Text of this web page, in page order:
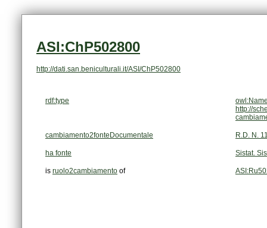
ASI:ChP502800
http://dati.san.beniculturali.it/ASI/ChP502800
rdf:type
http://
cambiamento2fonteDocumentale R.D. N.
ha fonte Sistat.
is ruolo2cambiamento of